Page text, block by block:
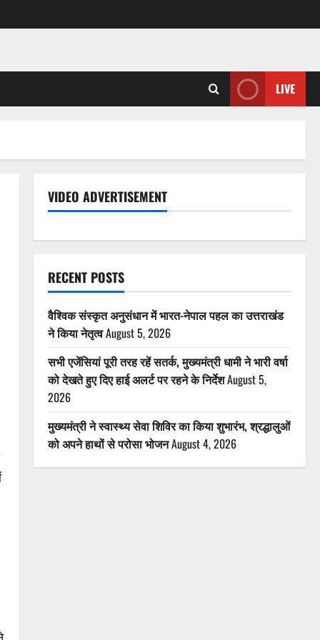
LIVE
VIDEO ADVERTISEMENT
RECENT POSTS
वैश्विक संस्कृत अनुसंधान में भारत-नेपाल पहल का उत्तराखंड
ने किया नेतृत्वAugust 5, 2026
सभी एजेंसियां पूरी तरह रहें सतर्क, मुख्यमंत्री धामी ने भारी वर्षा
को देखते हुए दिए हाई अलर्ट पर रहने के निर्देशAugust 5,
2026
मुख्यमंत्री ने स्वास्थ्य सेवा शिविर का किया शुभारंभ, श्रद्धालुओं
को अपने हाथों से परोसा भोजनAugust 4, 2026